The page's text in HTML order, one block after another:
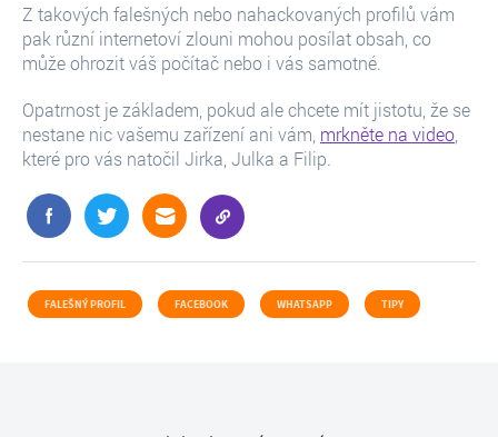
Z takových falešných nebo nahackovaných profilů vám
pak různí internetoví zlouni mohou posílat obsah, co
může ohrozit váš počítač nebo i vás samotné.
Opatrnost je základem, pokud ale chcete mít jistotu, že se
nestane nic vašemu zařízení ani vám, mrkněte na video
které pro vás natočil Jirka, Julka a Filip.
FALEŠNÝ PROFIL FACEBOOK WHATSAPP TIPY